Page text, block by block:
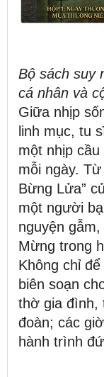
Bộ sách suy
cá nhân và
Giữa nhịp
linh mục, tu
một nhịp
mỗi ngày.
Bừng Lửa”
một người
nguyện
Mừng trong
Không chỉ
biên soạn
thờ gia đình,
đoàn; các
hành trình